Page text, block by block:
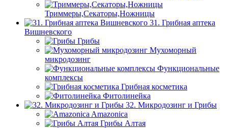
Триммеры,Секаторы,Ножницы
31. Грибная аптека
Вишневского
Грибы
Мухоморный
микродозинг
Функциональные
комплексы
Грибная косметика
Фитолинейка
32. Микродозинг и Грибы
Amazonica
Грибы Алтая